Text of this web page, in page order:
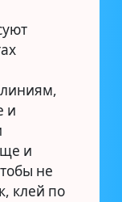
и
и
не
клей по